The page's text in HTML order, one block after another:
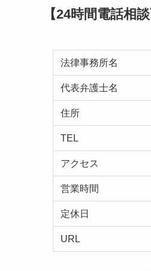
【24時間電話相
法律事務所名
代表弁護士名
住所
TEL
アクセス
営業時間
定休日
URL